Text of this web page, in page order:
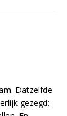
Datzelfde
gezegd: